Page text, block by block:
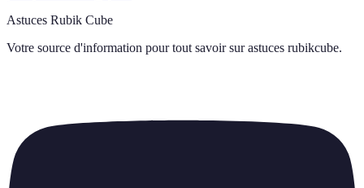
Astuces Rubik Cube
Votre source d'information pour tout savoir sur astuces rubikcube.